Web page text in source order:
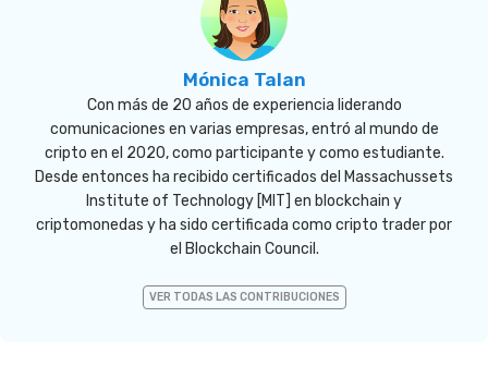
Mónica Talan
Con más de 20 años de experiencia liderando
comunicaciones en varias empresas, entró al mundo de
cripto en el 2020, como participante y como estudiante.
Desde entonces ha recibido certificados del Massachussets
Institute of Technology [MIT] en blockchain y
criptomonedas y ha sido certificada como cripto trader por
el Blockchain Council.
VER TODAS LAS CONTRIBUCIONES